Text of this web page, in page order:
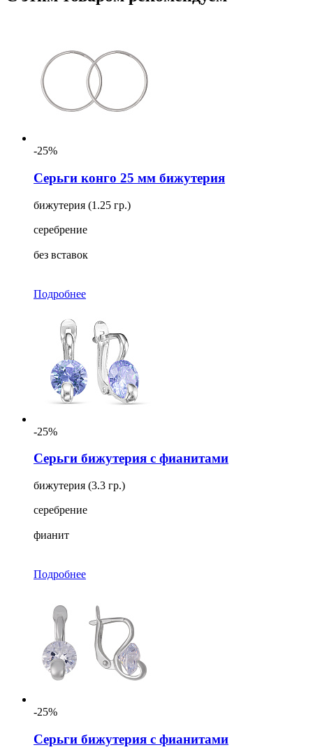
-25%
Серьги конго 25 мм бижутерия
бижутерия (1.25 гр.)
серебрение
без вставок
Подробнее
-25%
Серьги бижутерия с фианитами
бижутерия (3.3 гр.)
серебрение
фианит
Подробнее
-25%
Серьги бижутерия с фианитами